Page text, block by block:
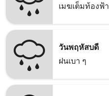
เมฆเต็มท้องฟ้า
วันพฤหัสบดี
ฝนเบา ๆ